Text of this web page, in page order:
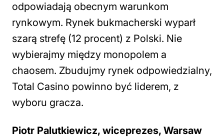
odpowiadają obecnym warunkom
rynkowym. Rynek bukmacherski wyparł
szarą strefę (12 procent) z Polski. Nie
wybierajmy między monopolem a
chaosem. Zbudujmy rynek odpowiedzialny,
Total Casino powinno być liderem, z
wyboru gracza.
Piotr Palutkiewicz, wiceprezes, Warsaw